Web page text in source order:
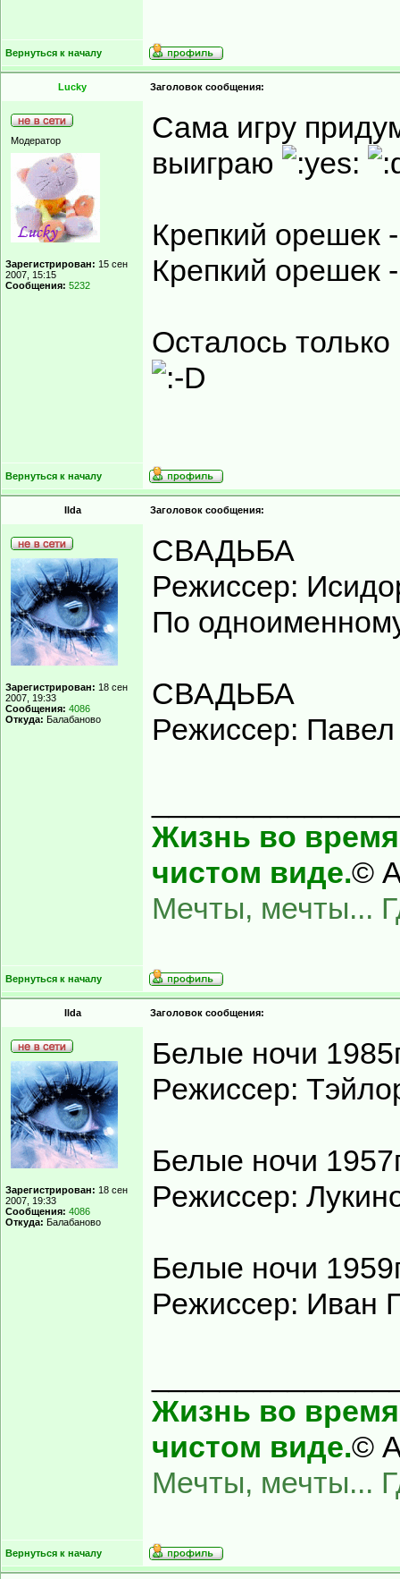
Вернуться к началу
Lucky Заголовок сообщения:
Модератор
Зарегистрирован: 15 сен
2007, 15:15
Сообщения: 5232
Сама игру
выиграю
Крепкий
Крепкий
Осталось
Вернуться к началу
Ilda Заголовок сообщения:
Зарегистрирован: 18 сен
2007, 19:33
Сообщения: 4086
Откуда: Балабаново
СВАДЬБА
Режиссер:
По
СВАДЬБА
Режиссер:
Жизнь во время
чистом виде.©
Мечты, мечты...
Вернуться к началу
Ilda Заголовок сообщения:
Зарегистрирован: 18 сен
2007, 19:33
Сообщения: 4086
Откуда: Балабаново
Белые ночи
Режиссер:
Белые ночи
Режиссер:
Белые ночи
Режиссер: Иван
Жизнь во время
чистом виде.©
Мечты, мечты...
Вернуться к началу